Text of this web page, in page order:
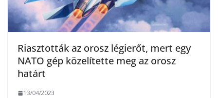
Riasztották az orosz légierőt, mert egy
NATO gép közelítette meg az orosz
határt
13/04/2023